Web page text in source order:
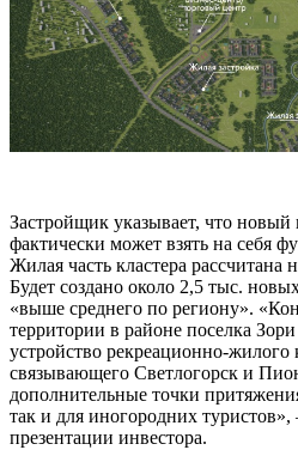
Застройщик указывает, что
фактически может взять на себя
Жилая часть кластера
Будет создано около 2,5 тыс.
«выше среднего по региону».
территории в районе поселка
устройство рекреационно-жилого
связывающего Светлогорск и
дополнительные точки
так и для иногородних
презентации инвестора.